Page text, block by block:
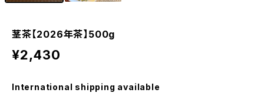
茎茶【2026年茶】500g
¥2,430
International shipping available